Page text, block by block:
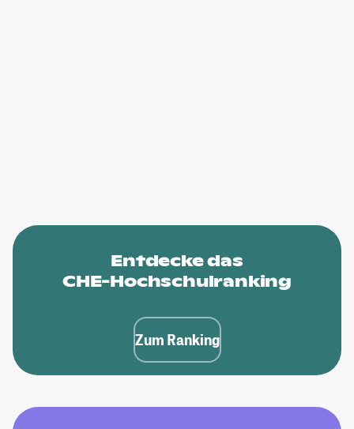
Entdecke das
CHE-Hochschulranking
Zum Ranking